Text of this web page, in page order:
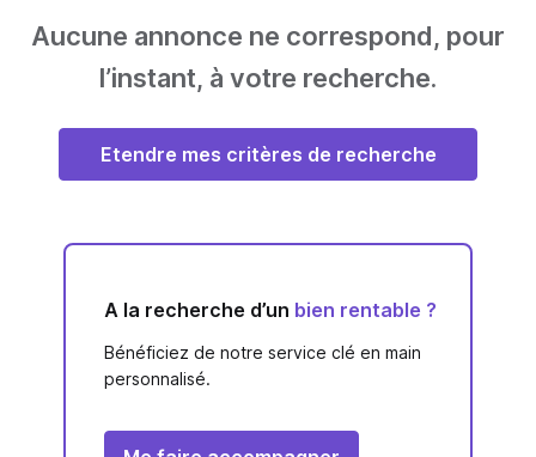
Aucune annonce ne correspond, pour
l’instant, à votre recherche.
Etendre mes critères de recherche
A la recherche d’un bien rentable ?
Bénéficiez de notre service clé en main
personnalisé.